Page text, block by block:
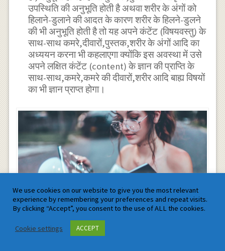
उपस्थिति की अनुभूति होती है अथवा शरीर के अंगों को
हिलाने-डुलाने की आदत के कारण शरीर के हिलने-डुलने
की भी अनुभूति होती है तो यह अपने कंटेंट (विषयवस्तु) के
साथ-साथ कमरे,दीवारों,पुस्तक,शरीर के अंगों आदि का
अध्ययन करना भी कहलाएगा क्योंकि इस अवस्था में उसे
अपने लक्षित कंटेंट (content) के ज्ञान की प्राप्ति के
साथ-साथ,कमरे,कमरे की दीवारों,शरीर आदि बाह्य विषयों
का भी ज्ञान प्राप्त होगा।
We use cookies on our website to give you the most relevant
experience by remembering your preferences and repeat visits.
By clicking “Accept”, you consent to the use of ALL the cookies.
Cookie settings ACCEPT